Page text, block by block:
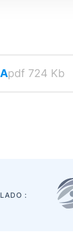
pdf 724 Kb
: